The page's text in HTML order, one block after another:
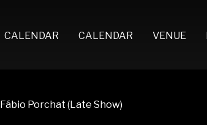
CALENDAR CALENDAR VENUE
Fábio Porchat (Late Show)